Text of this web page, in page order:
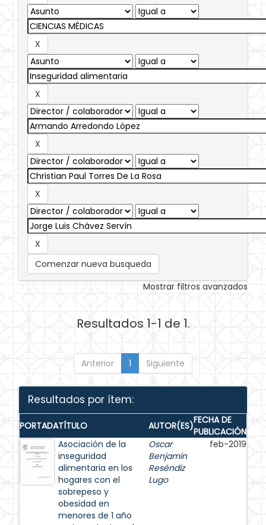
Comenzar nueva busqueda
Mostrar filtros avanzados
Resultados 1-1 de 1.
Anterior 1 Siguiente
Resultados por ítem:
PORTADATÍTULO AUTOR(ES)FECHA DE
PUBLICACIÓN
Asociación de la
inseguridad
alimentaria en los
hogares con el
sobrepeso y
obesidad en
menores de 1 año
Oscar
Benjamín
Reséndiz
Lugo
feb-2019